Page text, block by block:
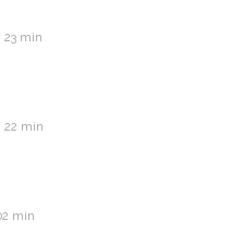
23 min
22 min
min